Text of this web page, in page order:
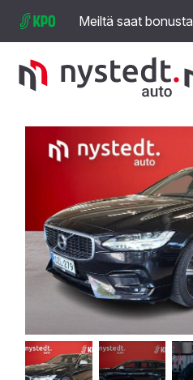
Meiltä saat bonusta